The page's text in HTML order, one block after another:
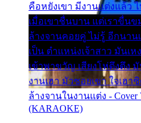
คือหยังเขา มีงานแต่งแล้ว
เมื่อเขาชื่นบาน แต่เราขื่น
ล้างจานคอยคู่ ไม่รู้ อีกนาน
เป็น ตำแหน่งเจ้าสาว มันเ
เข้าพาขวัญ เสียงโห่ตึงตึง
งานเฮา มัวซอยเขา ใจเฮ
ล้างจานในงานแต่ง -
(KARAOKE)